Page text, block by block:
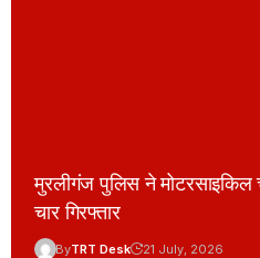
मुरलीगंज पुलिस ने मोटरसाइकिल
चार गिरफ्तार
ByTRT Desk 21 July, 2026